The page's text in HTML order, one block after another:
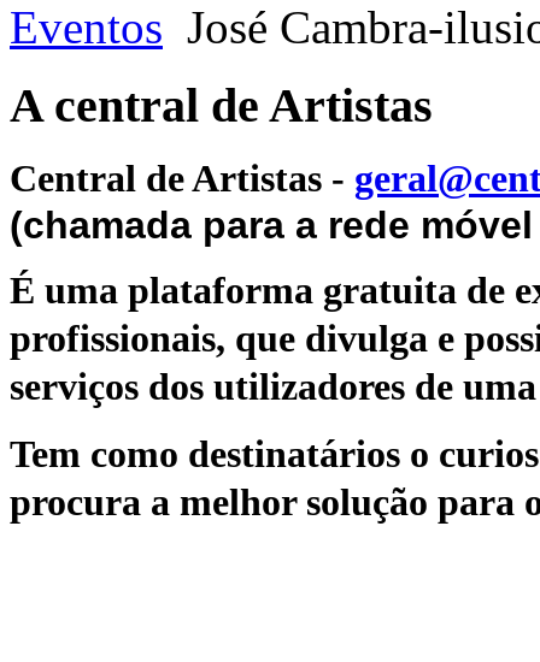
Eventos José Cambra-
A central de Artistas
Central de Artistas -
(chamada para a rede
É uma plataforma gratuita de
profissionais, que divulga e
serviços dos utilizadores de
Tem como destinatários o
procura a melhor solução para